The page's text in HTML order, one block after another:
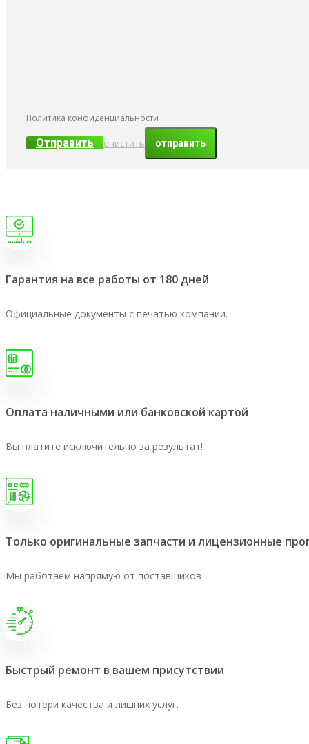
Политика конфиденциальности
Отправить очистить
Гарантия на все работы от 180 дней
Официальные документы с печатью компании.
Оплата наличными или банковской картой
Вы платите исключительно за результат!
Только оригинальные запчасти и лицензионные
Мы работаем напрямую от поставщиков
Быстрый ремонт в вашем присутствии
Без потери качества и лишних услуг.